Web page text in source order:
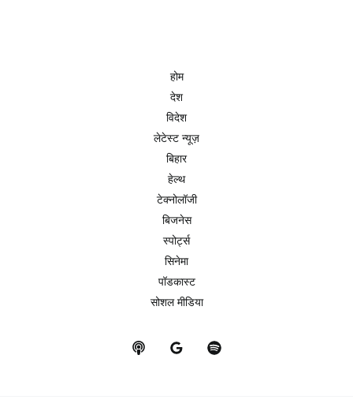
होम
देश
विदेश
लेटेस्ट न्यूज़
बिहार
हेल्थ
टेक्नोलॉजी
बिजनेस
स्पोर्ट्स
सिनेमा
पॉडकास्ट
सोशल मीडिया